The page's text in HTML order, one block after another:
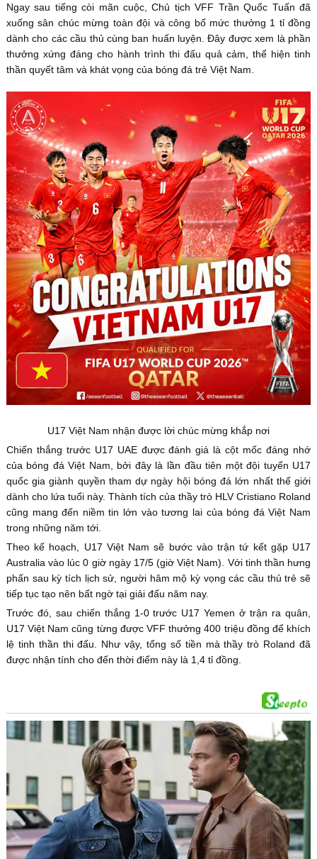
Ngay sau tiếng còi mãn cuộc, Chủ tịch VFF Trần Quốc Tuấn đã
xuống sân chúc mừng toàn đội và công bố mức thưởng 1 tỉ đồng
dành cho các cầu thủ cùng ban huấn luyện. Đây được xem là phần
thưởng xứng đáng cho hành trình thi đấu quả cảm, thể hiện tinh
thần quyết tâm và khát vọng của bóng đá trẻ Việt Nam.
U17 Việt Nam nhận được lời chúc mừng khắp nơi
Chiến thắng trước U17 UAE được đánh giá là cột mốc đáng nhớ
của bóng đá Việt Nam, bởi đây là lần đầu tiên một đội tuyển U17
quốc gia giành quyền tham dự ngày hội bóng đá lớn nhất thế giới
dành cho lứa tuổi này. Thành tích của thầy trò HLV Cristiano Roland
cũng mang đến niềm tin lớn vào tương lai của bóng đá Việt Nam
trong những năm tới.
Theo kế hoạch, U17 Việt Nam sẽ bước vào trận tứ kết gặp U17
Australia vào lúc 0 giờ ngày 17/5 (giờ Việt Nam). Với tinh thần hưng
phấn sau kỳ tích lịch sử, người hâm mộ kỳ vọng các cầu thủ trẻ sẽ
tiếp tục tạo nên bất ngờ tại giải đấu năm nay.
Trước đó, sau chiến thắng 1-0 trước U17 Yemen ở trận ra quân,
U17 Việt Nam cũng từng được VFF thưởng 400 triệu đồng để khích
lệ tinh thần thi đấu. Như vậy, tổng số tiền mà thầy trò Roland đã
được nhận tính cho đến thời điểm này là 1,4 tỉ đồng.